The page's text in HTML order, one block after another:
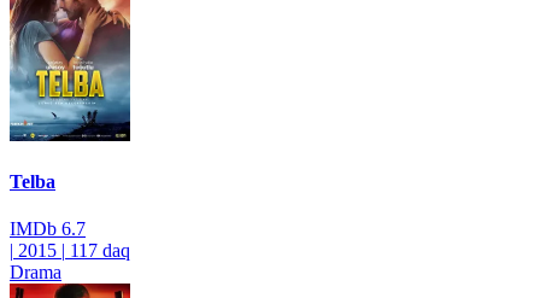
Telba
IMDb 6.7
| 2015 | 117 daq
Drama